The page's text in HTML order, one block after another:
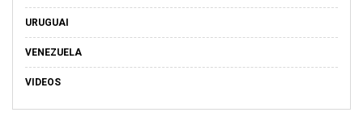
URUGUAI
VENEZUELA
VIDEOS